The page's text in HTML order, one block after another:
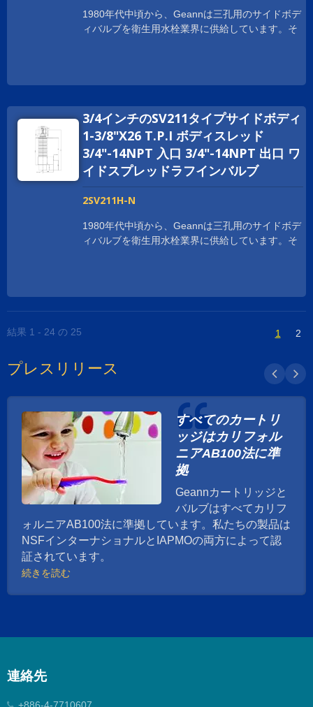
す。 Geannは、一体鍛造のサイドボディや接続
ポイントを減らし、シール性能を向上させるな
ど、さまざまなスタイルのサイドボディバルブの
1980年代中頃から、Geannは三孔用のサイドボデ
ィバルブを衛生用水栓業界に供給しています。そ
61/9、CUPC、WRAS、ACS、KTW-DVGW、
を取得しています。また、お客様に製品責任保険
の補償も提供しています。 Geann サイドボディ
バルブは、Geann の高品質セラミックディスクカ
ートリッジで完成されています。コンポーネント
は最高品質の真鍮棒を使用して加工されていま
す。収率は99.997%以上です。標準プログラムに
加えて、お客様専用のカートリッジも適用可能で
す。 Geannは、一体鍛造のサイドボディや接続
ポイントを減らし、シール性能を向上させるな
ど、さまざまなスタイルのサイドボディバルブの
3/4インチのSV211タイプサイドボディ
1-3/8"X26 T.P.I ボディスレッド
3/4"-14NPT 入口 3/4"-14NPT 出口 ワ
イドスプレッドラフインバルブ
2SV211H-N
1980年代中頃から、Geannは三孔用のサイドボデ
ィバルブを衛生用水栓業界に供給しています。そ
61/9、CUPC、WRAS、ACS、KTW-DVGW、
W270、Watermarkなど、さまざまな国際的な認証
を取得しています。また、お客様に製品責任保険
ートリッジで完成されています。コンポーネント
は最高品質の真鍮棒を使用して加工されていま
す。収率は99.997%以上です。標準プログラムに
加えて、お客様専用のカートリッジも適用可能で
す。 Geannは、一体鍛造のサイドボディや接続
ポイントを減らし、シール性能を向上させるな
ど、さまざまなスタイルのサイドボディバルブの
開発に取り組んでいます。また、リードフリーの
サイドバルブも製造しており、さまざまなお客様
の要求に応えています。
結果 1 - 24 の 25 1 2
プレスリリース
すべてのカートリ
ッジはカリフォル
ニアAB100法に準
拠
Geannカートリッジと
バルブはすべてカリフ
ォルニアAB100法に準拠しています。私たちの製品は
NSFインターナショナルとIAPMOの両方によって認
証されています。
続きを読む
連絡先